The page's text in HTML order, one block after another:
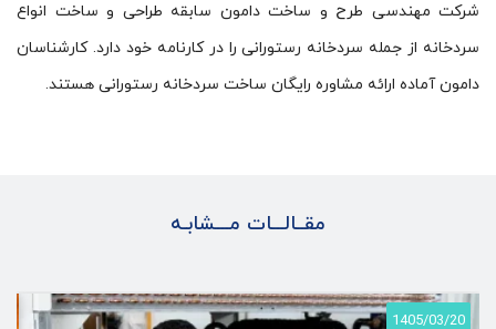
شرکت مهندسی طرح و ساخت دامون سابقه طراحی و ساخت انواع
سردخانه از جمله سردخانه رستورانی را در کارنامه خود دارد. کارشناسان
دامون آماده ارائه مشاوره رایگان ساخت سردخانه رستورانی هستند.
مقــالـــات مـــشابـه
1405/03/20